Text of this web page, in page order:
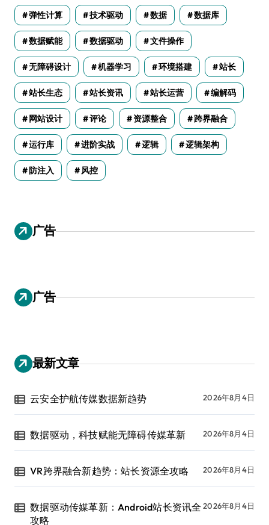
弹性计算 技术驱动 数据 数据库
数据赋能 数据驱动 文件操作
无障碍设计 机器学习 环境搭建 站长
站长生态 站长资讯 站长运营 编解码
网站设计 评论 资源整合 跨界融合
运行库 进阶实战 逻辑 逻辑架构
防注入 风控
广告
广告
最新文章
云安全护航传媒数据新趋势 2026年8月4日
数据驱动，科技赋能无障碍传媒革新 2026年8月4日
VR跨界融合新趋势：站长资源全攻略 2026年8月4日
数据驱动传媒革新：Android站长资讯全
攻略
2026年8月4日